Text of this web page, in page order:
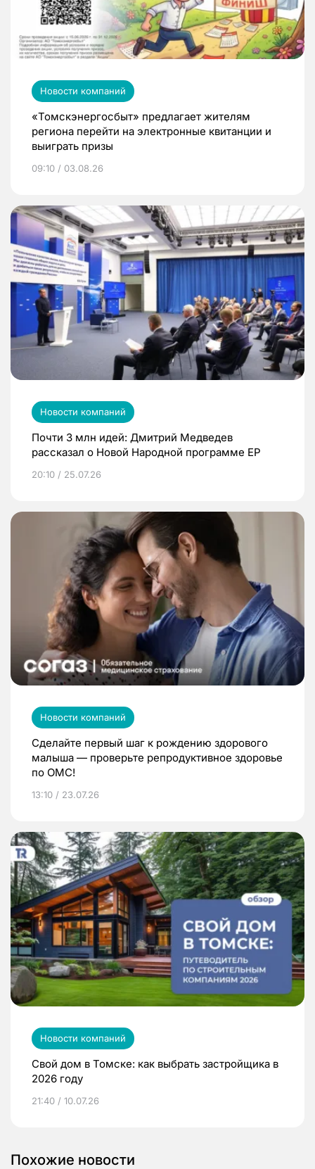
Новости компаний
«Томскэнергосбыт» предлагает жителям
региона перейти на электронные квитанции и
выиграть призы
09:10 / 03.08.26
Новости компаний
Почти 3 млн идей: Дмитрий Медведев
рассказал о Новой Народной программе ЕР
20:10 / 25.07.26
Новости компаний
Сделайте первый шаг к рождению здорового
малыша — проверьте репродуктивное здоровье
по ОМС!
13:10 / 23.07.26
Новости компаний
Свой дом в Томске: как выбрать застройщика в
2026 году
21:40 / 10.07.26
Похожие новости